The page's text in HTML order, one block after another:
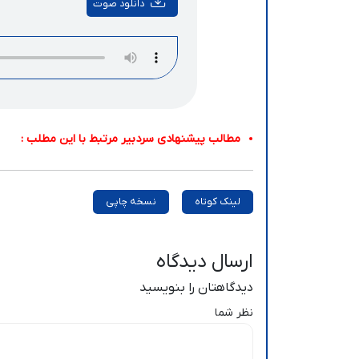
دانلود صوت
مطالب پیشنهادی سردبیر مرتبط با این مطلب :
لینک کوتاه نسخه چاپی
ارسال دیدگاه
دیدگاهتان را بنویسید
نظر شما